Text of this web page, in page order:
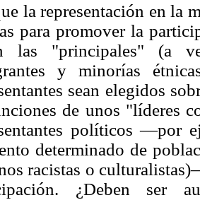
la representación en la
para promover la
las "principales" (a
y minorías
sean elegidos
de unos "líderes
políticos —por
determinado de
racistas o
¿Deben ser